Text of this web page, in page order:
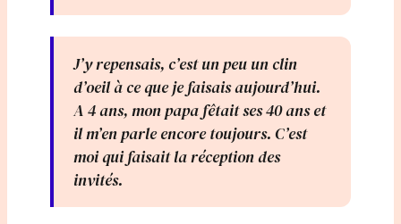
J’y repensais, c’est un peu un clin
d’oeil à ce que je faisais aujourd’hui.
A 4 ans, mon papa fêtait ses 40 ans et
il m’en parle encore toujours. C’est
moi qui faisait la réception des
invités.